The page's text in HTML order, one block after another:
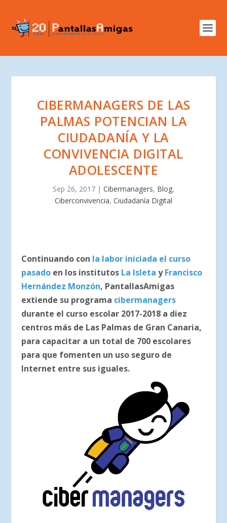
CIBERMANAGERS DE LAS
PALMAS POTENCIAN LA
CIUDADANÍA Y LA
CONVIVENCIA DIGITAL
ADOLESCENTE
Sep 26, 2017 | Cibermanagers, Blog,
Ciberconvivencia, Ciudadanía Digital
Continuando con la labor iniciada el curso
pasado en los institutos La Isleta yFrancisco
Hernández Monzón, PantallasAmigas
extiende su programa cibermanagers
durante el curso escolar 2017-2018 a diez
centros más de Las Palmas de Gran Canaria,
para capacitar a un total de 700 escolares
para que fomenten un uso seguro de
Internet entre sus iguales.